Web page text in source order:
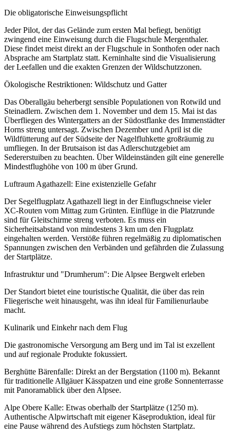
Die obligatorische Einweisungspflicht
Jeder Pilot, der das Gelände zum ersten Mal befiegt, benötigt
zwingend eine Einweisung durch die Flugschule Mergenthaler.
Diese findet meist direkt an der Flugschule in Sonthofen oder nach
Absprache am Startplatz statt. Kerninhalte sind die Visualisierung
der Leefallen und die exakten Grenzen der Wildschutzzonen.
Ökologische Restriktionen: Wildschutz und Gatter
Das Oberallgäu beherbergt sensible Populationen von Rotwild und
Steinadlern. Zwischen dem 1. November und dem 15. Mai ist das
Überfliegen des Wintergatters an der Südostflanke des Immenstädter
Horns streng untersagt. Zwischen Dezember und April ist die
Wildfütterung auf der Südseite der Nagelfluhkette großräumig zu
umfliegen. In der Brutsaison ist das Adlerschutzgebiet am
Sedererstuiben zu beachten. Über Wildeinständen gilt eine generelle
Mindestflughöhe von 100 m über Grund.
Luftraum Agathazell: Eine existenzielle Gefahr
Der Segelflugplatz Agathazell liegt in der Einflugschneise vieler
XC-Routen vom Mittag zum Grünten. Einflüge in die Platzrunde
sind für Gleitschirme streng verboten. Es muss ein
Sicherheitsabstand von mindestens 3 km um den Flugplatz
eingehalten werden. Verstöße führen regelmäßig zu diplomatischen
Spannungen zwischen den Verbänden und gefährden die Zulassung
der Startplätze.
Infrastruktur und "Drumherum": Die Alpsee Bergwelt erleben
Der Standort bietet eine touristische Qualität, die über das rein
Fliegerische weit hinausgeht, was ihn ideal für Familienurlaube
macht.
Kulinarik und Einkehr nach dem Flug
Die gastronomische Versorgung am Berg und im Tal ist exzellent
und auf regionale Produkte fokussiert.
Berghütte Bärenfalle: Direkt an der Bergstation (1100 m). Bekannt
für traditionelle Allgäuer Kässpatzen und eine große Sonnenterrasse
mit Panoramablick über den Alpsee.
Alpe Obere Kalle: Etwas oberhalb der Startplätze (1250 m).
Authentische Alpwirtschaft mit eigener Käseproduktion, ideal für
eine Pause während des Aufstiegs zum höchsten Startplatz.